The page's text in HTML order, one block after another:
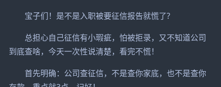
宝子们！是不是入职被要征信报告就慌了?
总担心自己征信有小瑕疵，怕被拒录，又不知道公司
到底查啥，今天一次性说清楚，看完不慌！
首先明确：公司查征信，不是查你家底，也不是查你